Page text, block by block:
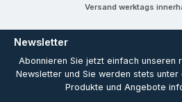
Versand werktags
Newsletter
Abonnieren Sie jetzt einfach unseren
Newsletter und Sie werden stets unter
Produkte und Angebote